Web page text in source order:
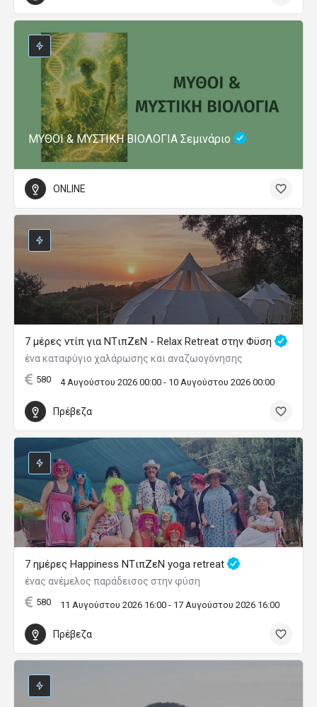
ΜΥΘΟΙ & ΜΥΣΤΙΚΗ ΒΙΟΛΟΓΙΑ Σεμινάριο
ONLINE
7 μέρες ντίπ για NTιπZεN - Relax Retreat στην Φϋση
ένα καταφύγιο χαλάρωσης και αναζωογόνησης
580 4 Αυγούστου 2026 00:00 - 10 Αυγούστου 2026 00:00
Πρέβεζα
7 ημέρες Happiness ΝTιπΖεN yoga retreat
ένας ανέμελος παράδεισος στην φύση
580 11 Αυγούστου 2026 16:00 - 17 Αυγούστου 2026 16:00
Πρέβεζα